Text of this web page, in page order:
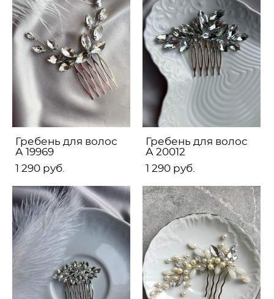
Гребень для волос
А 19969
1 290 pуб.
Гребень для волос
А 20012
1 290 pуб.